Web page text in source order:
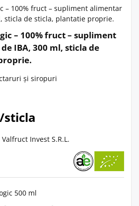
– 100% fruct – supliment
IBA, 300 ml, sticla de
și siropuri
sticla
Valfruct Invest S.R.L.